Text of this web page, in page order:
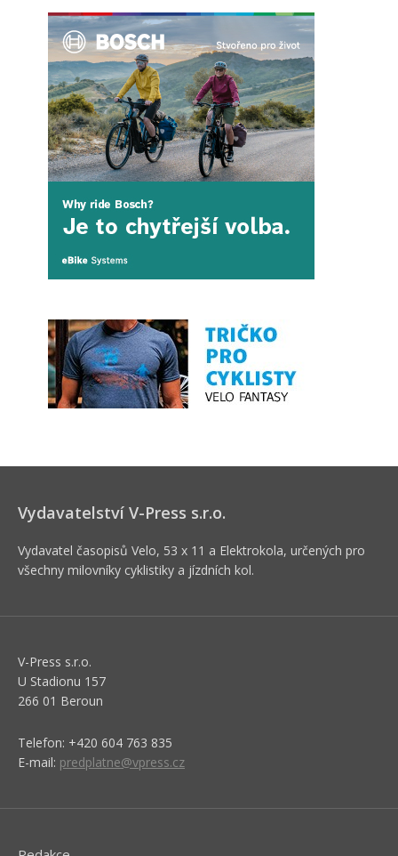
Vydavatelství V-Press s.r.o.
Vydavatel časopisů Velo, 53 x 11 a Elektrokola, určených pro
všechny milovníky cyklistiky a jízdních kol.
V-Press s.r.o.
U Stadionu 157
266 01 Beroun
Telefon: +420 604 763 835
E-mail: predplatne@vpress.cz